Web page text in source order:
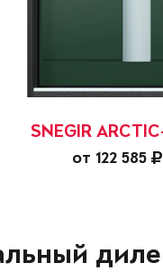
SNEGIR
от 122 585